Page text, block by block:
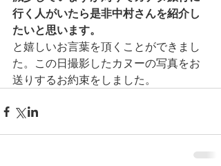
行く人がいたら是非中村さんを紹介し
たいと思います。
と嬉しいお言葉を頂くことができまし
た。この日撮影したカヌーの写真をお
送りするお約束をしました。